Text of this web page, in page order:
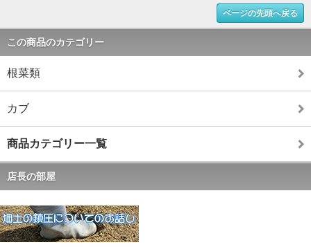
ページの先頭へ戻る
この商品のカテゴリー
根菜類
カブ
商品カテゴリー一覧
店長の部屋